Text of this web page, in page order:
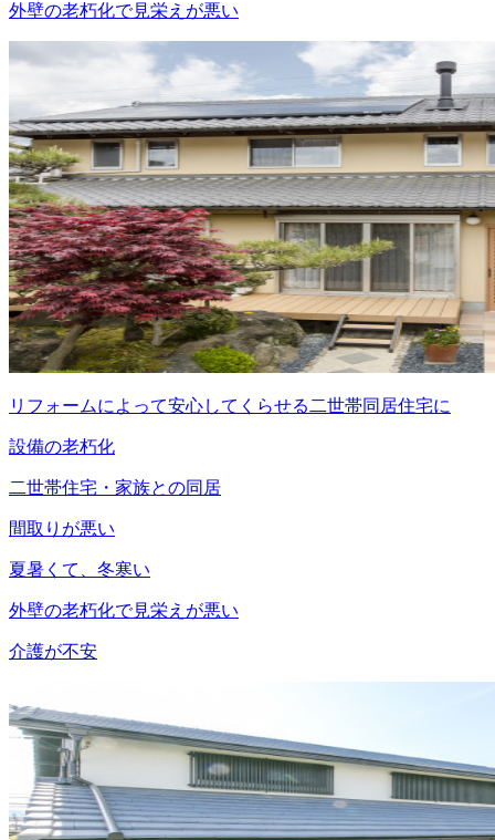
外壁の老朽化で見栄えが悪い
リフォームによって安心してくらせる二世帯同居住宅に
設備の老朽化
二世帯住宅・家族との同居
間取りが悪い
夏暑くて、冬寒い
外壁の老朽化で見栄えが悪い
介護が不安